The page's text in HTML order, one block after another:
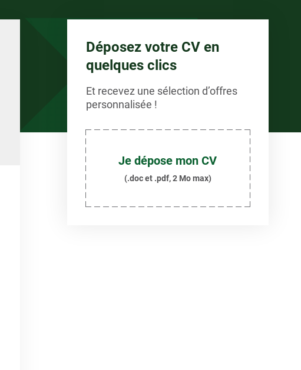
Déposez votre CV en
quelques clics
Et recevez une sélection d’offres
personnalisée !
Je dépose mon CV
(.doc et .pdf, 2 Mo max)